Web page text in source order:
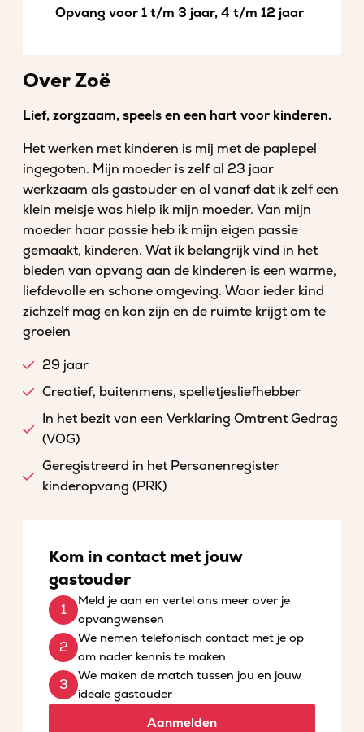
Opvang voor 1 t/m 3 jaar, 4 t/m 12 jaar
Over Zoë
Lief, zorgzaam, speels en een hart voor kinderen.
Het werken met kinderen is mij met de paplepel
ingegoten. Mijn moeder is zelf al 23 jaar
werkzaam als gastouder en al vanaf dat ik zelf een
klein meisje was hielp ik mijn moeder. Van mijn
moeder haar passie heb ik mijn eigen passie
gemaakt, kinderen. Wat ik belangrijk vind in het
bieden van opvang aan de kinderen is een warme,
liefdevolle en schone omgeving. Waar ieder kind
zichzelf mag en kan zijn en de ruimte krijgt om te
groeien
29 jaar
Creatief, buitenmens, spelletjesliefhebber
In het bezit van een Verklaring Omtrent Gedrag
(VOG)
Geregistreerd in het Personenregister
kinderopvang (PRK)
Kom in contact met jouw
gastouder
Meld je aan en vertel ons meer over je
opvangwensen
We nemen telefonisch contact met je op
om nader kennis te maken
We maken de match tussen jou en jouw
ideale gastouder
Aanmelden